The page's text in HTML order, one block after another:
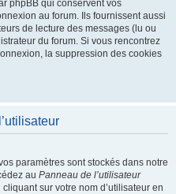
phpBB qui conservent vos
au forum. Ils fournissent aussi
de lecture des messages (lu ou
du forum. Si vous rencontrez
la suppression des cookies
paramètres sont stockés dans notre
au Panneau de l’utilisateur
sur votre nom d’utilisateur en